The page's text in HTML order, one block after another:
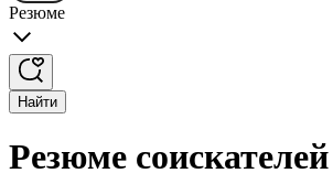
Резюме
Найти
Резюме